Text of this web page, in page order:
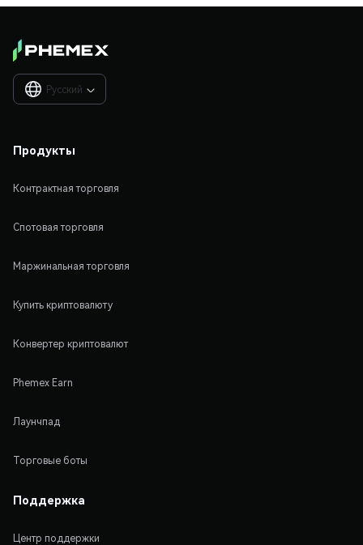
Русский 
Продукты
Контрактная торговля
Спотовая торговля
Маржинальная торговля
Купить криптовалюту
Конвертер криптовалют
Phemex Earn
Лаунчпад
Торговые боты
Поддержка
Центр поддержки